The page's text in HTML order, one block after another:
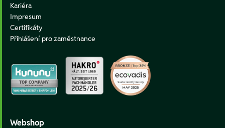
Kariéra
Impresum
Certifikáty
Přihlášení pro zaměstnance
Webshop